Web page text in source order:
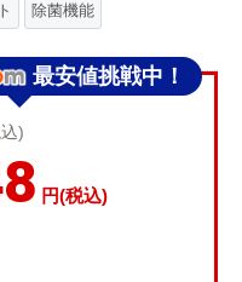
除菌機能
最安値挑戦中！
)
円(税込)